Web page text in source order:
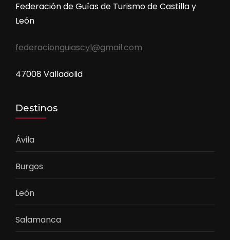
Federación de Guías de Turismo de Castilla y
León
federacionguiascyl@gmail.com
47008 Valladolid
Destinos
Ávila
Burgos
León
Salamanca